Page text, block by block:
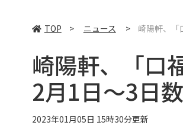
TOP > ニュース > 崎陽軒、「
崎陽軒、「口
2月1日～3日
2023年01月05日 15時30分更新